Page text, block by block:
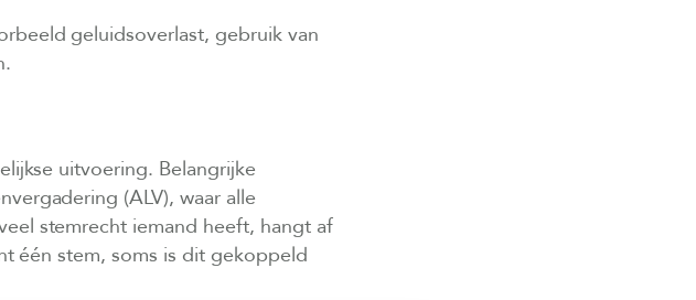
geluidsoverlast, gebruik van
uitvoering. Belangrijke
(ALV), waar alle
stemrecht iemand heeft, hangt af
één stem, soms is dit gekoppeld